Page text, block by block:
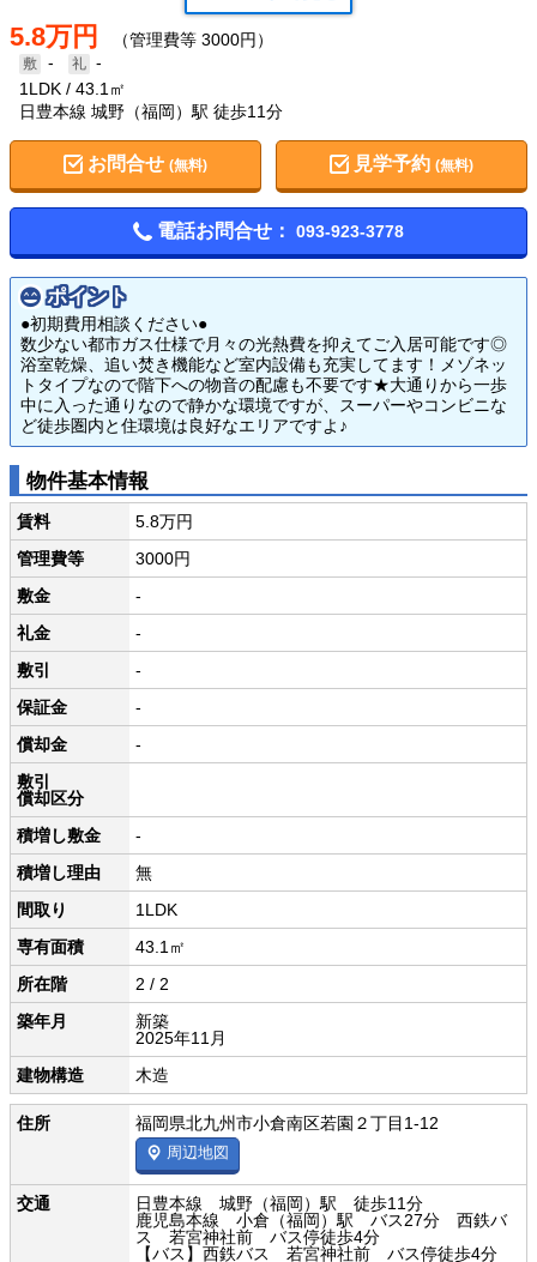
5.8万円 （管理費等 3000円）
-
-
1LDK
43.1㎡
日豊本線 城野（福岡）駅 徒歩11分
お問合せ (無料) 見学予約(無料)
電話お問合せ： 093-923-3778
ポイント
●初期費用相談ください●
数少ない都市ガス仕様で月々の光熱費を抑えてご入居可能です◎
浴室乾燥、追い焚き機能など室内設備も充実してます！メゾネッ
トタイプなので階下への物音の配慮も不要です★大通りから一歩
中に入った通りなので静かな環境ですが、スーパーやコンビニな
ど徒歩圏内と住環境は良好なエリアですよ♪
物件基本情報
賃料
5.8万円
管理費等
3000円
敷金
-
礼金
-
敷引
-
保証金
-
償却金
-
敷引
償却区分
積増し敷金
-
積増し理由
無
間取り
1LDK
専有面積
43.1㎡
所在階
2 / 2
築年月
新築
2025年11月
建物構造
木造
住所 福岡県北九州市小倉南区若園２丁目1-12
周辺地図
交通
日豊本線 城野（福岡）駅 徒歩11分
鹿児島本線 小倉（福岡）駅 バス27分 西鉄バ
ス 若宮神社前 バス停徒歩4分
【バス】西鉄バス 若宮神社前 バス停徒歩4分